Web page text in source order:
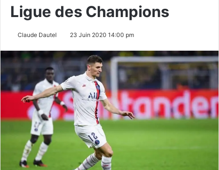
Ligue des Champions
Claude Dautel 23 Juin 2020 14:00 pm